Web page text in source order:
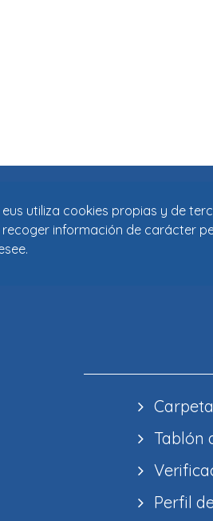
utiliza cookies propias y de
información de carácter
Tablón
Perfil